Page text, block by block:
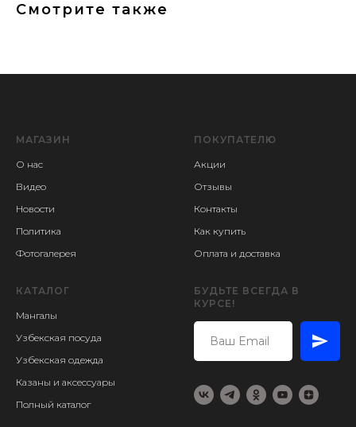
Смотрите также
МАГАЗИН
О нас
Видео
Новости
Политика
Фотогалерея
ПОКУПАТЕЛЮ
Акции
Отзывы
Контакты
Как купить
Оплата и доставка
КАТАЛОГ
Мангалы
Узбекская посуда
Узбекская одежда
Казаны и аксессуары
Полный каталог
БУДЬТЕ ВСЕГДА В
КУРСЕ!